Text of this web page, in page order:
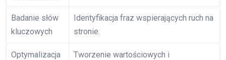
Badanie słów
kluczowych
Identyfikacja fraz wspierających ruch na
stronie.
Optymalizacja
Tworzenie wartościowych i